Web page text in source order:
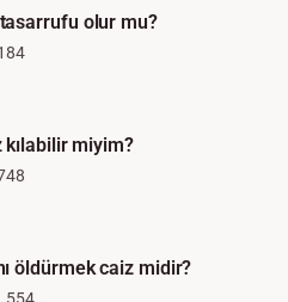
olur mu?
kılabilir miyim?
öldürmek caiz midir?